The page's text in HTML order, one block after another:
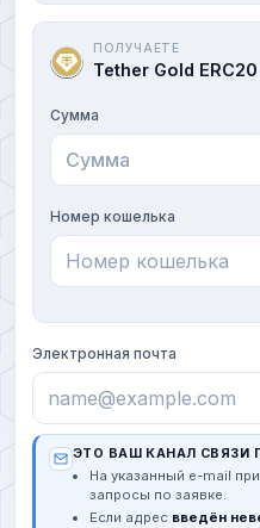
ПОЛУЧАЕТЕ
Tether Gold
Сумма
Номер кошелька
Электронная почта
ЭТО ВАШ КАНАЛ СВЯЗИ
На указанный e-mail
запросы по заявке.
Если адрес введён